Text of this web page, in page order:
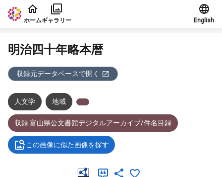
本文に飛ぶ
ホームギャラリー English
明治四十年略本暦
収録元データベースで開く
人文学 地域
収録:富山県公文書館デジタルアーカイブ/件名目録
この画像に似た画像を探す